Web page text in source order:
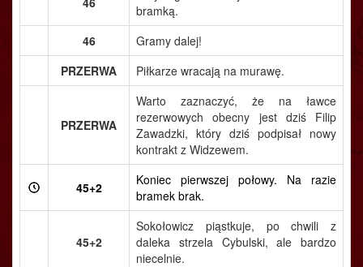
bramką.
46
Gramy dalej!
PRZERWA
Piłkarze wracają na murawę.
PRZERWA
Warto zaznaczyć, że na ławce
rezerwowych obecny jest dziś Filip
Zawadzki, który dziś podpisał nowy
kontrakt z Widzewem.
45+2
Koniec pierwszej połowy. Na razie
bramek brak.
45+2
Sokołowicz piąstkuje, po chwili z
daleka strzela Cybulski, ale bardzo
niecelnie.